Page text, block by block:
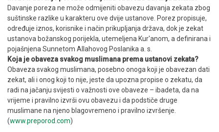
Davanje poreza ne može odmijeniti obavezu davanja zekata zbog
suštinske razlike u karakteru ove dvije ustanove. Porez propisuje,
određuje iznos, korisnike i način prikupljanja država, dok je zekat
ustanova božanskog porijekla, utemeljena Kur'anom, a definirana i
pojašnjena Sunnetom Allahovog Poslanika a. s.
Koja je obaveza svakog muslimana prema ustanovi zekata?
Obaveza svakog muslimana, posebno onoga koji je obavezan dati
zekat, ali i onog koji to nije, jeste da upozna propise o zekatu, da
radi na jačanju svijesti o važnosti ove obaveze – ibadeta, da na
vrijeme i pravilno izvrši ovu obavezu i da podstiče druge
muslimane na njeno blagovremeno i pravilno izvršenje.
(www.preporod.com)